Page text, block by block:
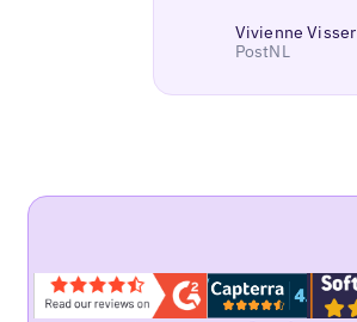
Vivienne Visser
PostNL